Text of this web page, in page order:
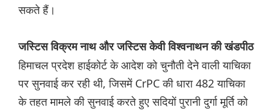
सकते हैं।
जस्टिस विक्रम नाथ और जस्टिस केवी विश्वनाथन की खंडपीठ
हिमाचल प्रदेश हाईकोर्ट के आदेश को चुनौती देने वाली याचिका
पर सुनवाई कर रही थी, जिसमें CrPC की धारा 482 याचिका
के तहत मामले की सुनवाई करते हुए सदियों पुरानी दुर्गा मूर्ति को